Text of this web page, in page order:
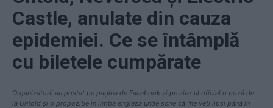
Castle, anulate din cauza
epidemiei. Ce se întâmplă
cu biletele cumpărate
Organizatorii au postat pe pagina de Facebook și pe site-ul oficial o poză de
la Untold și o propoziție în limba engleză unde scrie că "ne veți lipsi până în